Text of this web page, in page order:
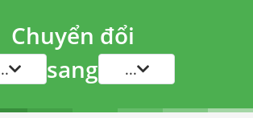
Chuyển đổi
sang ...